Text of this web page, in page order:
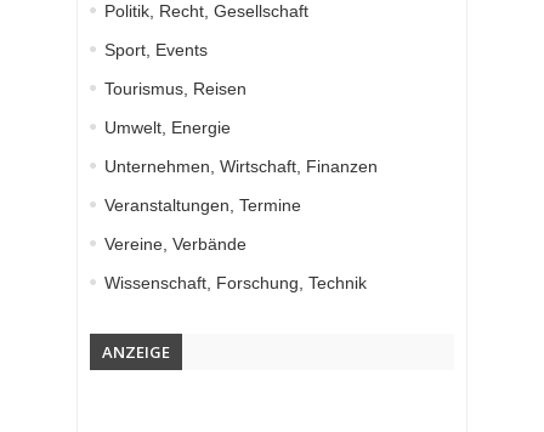
Politik, Recht, Gesellschaft
Sport, Events
Tourismus, Reisen
Umwelt, Energie
Unternehmen, Wirtschaft, Finanzen
Veranstaltungen, Termine
Vereine, Verbände
Wissenschaft, Forschung, Technik
ANZEIGE